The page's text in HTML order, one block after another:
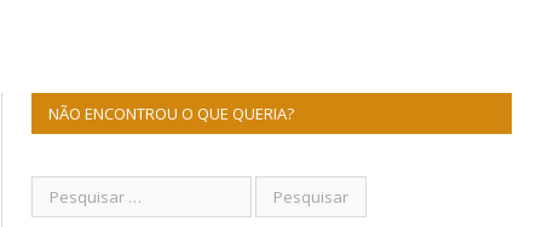
NÃO ENCONTROU O QUE QUERIA?